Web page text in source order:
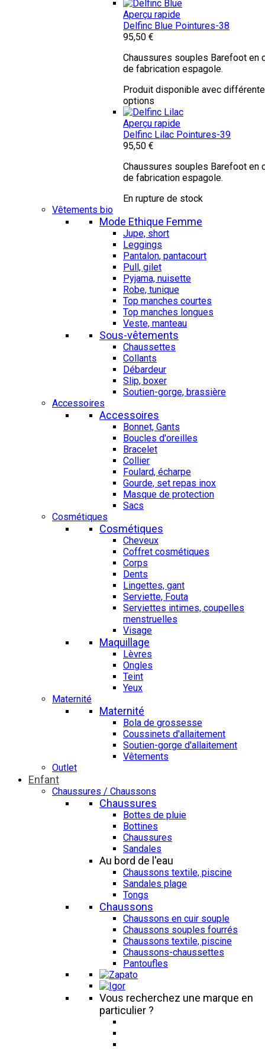
Aperçu rapide
Delfinc Blue Pointures-38
95,50 €
Chaussures souples Barefoot en
de fabrication espagole.
Produit disponible avec
options
Aperçu rapide
Delfinc Lilac Pointures-39
95,50 €
Chaussures souples Barefoot en
de fabrication espagole.
En rupture de stock
Vêtements bio
Mode Ethique Femme
Jupe, short
Leggings
Pantalon, pantacourt
Pull, gilet
Pyjama, nuisette
Robe, tunique
Top manches courtes
Top manches longues
Veste, manteau
Sous-vêtements
Chaussettes
Collants
Débardeur
Slip, boxer
Soutien-gorge, brassière
Accessoires
Accessoires
Bonnet, Gants
Boucles d'oreilles
Bracelet
Collier
Foulard, écharpe
Gourde, set repas inox
Masque de protection
Sacs
Cosmétiques
Cosmétiques
Cheveux
Coffret cosmétiques
Corps
Dents
Lingettes, gant
Serviette, Fouta
Serviettes intimes, coupelles
menstruelles
Visage
Maquillage
Lèvres
Ongles
Teint
Yeux
Maternité
Maternité
Bola de grossesse
Coussinets d'allaitement
Soutien-gorge d'allaitement
Vêtements
Outlet
Enfant
Chaussures / Chaussons
Chaussures
Bottes de pluie
Bottines
Chaussures
Sandales
Au bord de l'eau
Chaussons textile, piscine
Sandales plage
Tongs
Chaussons
Chaussons en cuir souple
Chaussons souples fourrés
Chaussons textile, piscine
Chaussons-chaussettes
Pantoufles
Vous recherchez une marque en
particulier ?